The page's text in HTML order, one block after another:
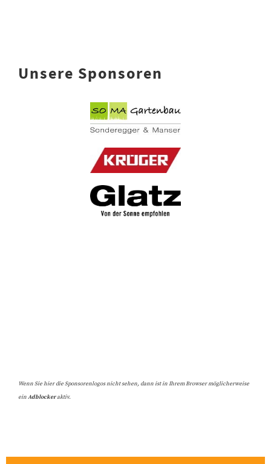
Unsere Sponsoren
Wenn Sie hier die Sponsorenlogos nicht sehen, dann ist in Ihrem Browser möglicherweise
einAdblockeraktiv.